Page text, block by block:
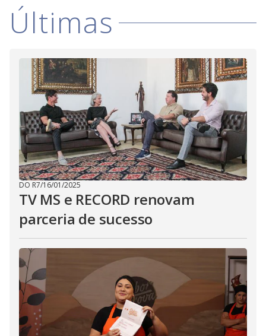
Últimas
DO R7/16/01/2025
TV MS e RECORD renovam
parceria de sucesso